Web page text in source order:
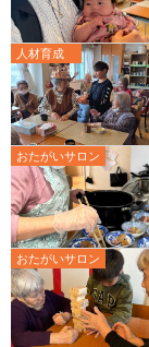
人材育成
おたがいサロン
おたがいサロン